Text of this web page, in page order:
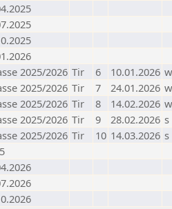
2025/2026 Tir 6 10.01.2026 w
2025/2026 Tir 7 24.01.2026 w
2025/2026 Tir 8 14.02.2026 w
2025/2026 Tir 9 28.02.2026 s
2025/2026 Tir 10 14.03.2026 s